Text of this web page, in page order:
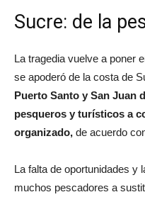
Sucre: de la
La tragedia vuelve a poner
se apoderó de la costa de
Puerto Santo y San Juan
pesqueros y turísticos a
organizado, de acuerdo
La falta de oportunidades y
muchos pescadores a